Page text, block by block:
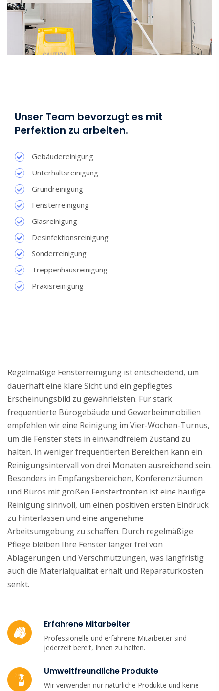
Unser Team bevorzugt es mit
Perfektion zu arbeiten.
Gebäudereinigung
Unterhaltsreinigung
Grundreinigung
Fensterreinigung
Glasreinigung
Desinfektionsreinigung
Sonderreinigung
Treppenhausreinigung
Praxisreinigung
Regelmäßige Fensterreinigung ist entscheidend, um
dauerhaft eine klare Sicht und ein gepflegtes
Erscheinungsbild zu gewährleisten. Für stark
frequentierte Bürogebäude und Gewerbeimmobilien
empfehlen wir eine Reinigung im Vier-Wochen-Turnus,
um die Fenster stets in einwandfreiem Zustand zu
halten. In weniger frequentierten Bereichen kann ein
Reinigungsintervall von drei Monaten ausreichend sein.
Besonders in Empfangsbereichen, Konferenzräumen
und Büros mit großen Fensterfronten ist eine häufige
Reinigung sinnvoll, um einen positiven ersten Eindruck
zu hinterlassen und eine angenehme
Arbeitsumgebung zu schaffen. Durch regelmäßige
Pflege bleiben Ihre Fenster länger frei von
Ablagerungen und Verschmutzungen, was langfristig
auch die Materialqualität erhält und Reparaturkosten
senkt.
Erfahrene Mitarbeiter
Professionelle und erfahrene Mitarbeiter sind
jederzeit bereit, Ihnen zu helfen.
Umweltfreundliche Produkte
Wir verwenden nur natürliche Produkte und keine